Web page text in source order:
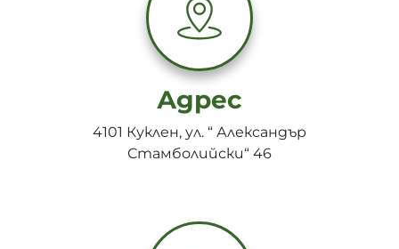
Адрес
4101 Куклен, ул. “ Александър
Стамболийски“ 46